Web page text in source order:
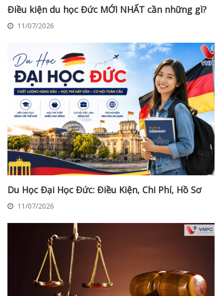
Điều kiện du học Đức MỚI NHẤT cần những gì?
11/07/2026
Du Học Đại Học Đức: Điều Kiện, Chi Phí, Hồ Sơ
11/07/2026